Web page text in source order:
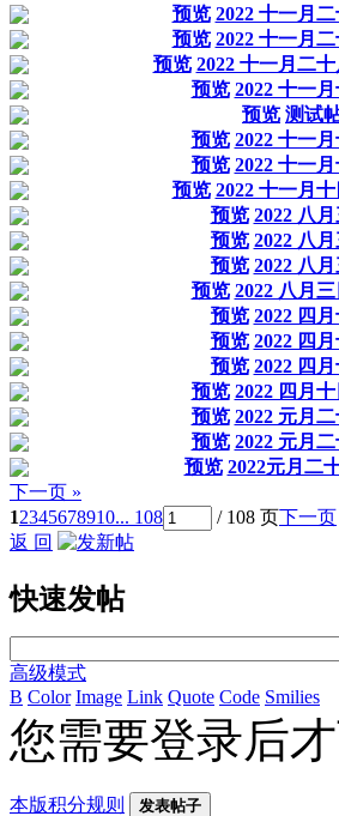
预览 2022 十一月
预览 2022 十一月
预览 2022 十一月二
预览 2022 十一
预览 测试
预览 2022 十一
预览 2022 十一
预览 2022 十一月
预览 2022 八
预览 2022 八
预览 2022 八
预览 2022 八月
预览 2022 四
预览 2022 四
预览 2022 四
预览 2022 四月
预览 2022 元月
预览 2022 元月
预览 2022元月二
下一页 »
12345678910... 108 / 108 页下一页
返 回
快速发帖
高级模式
B Color Image Link Quote Code Smilies
您需要登录后
本版积分规则 发表帖子